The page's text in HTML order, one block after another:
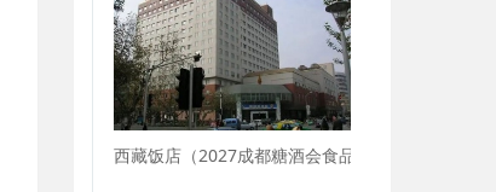
西藏饭店（2027成都糖酒会食品饮料酒店）